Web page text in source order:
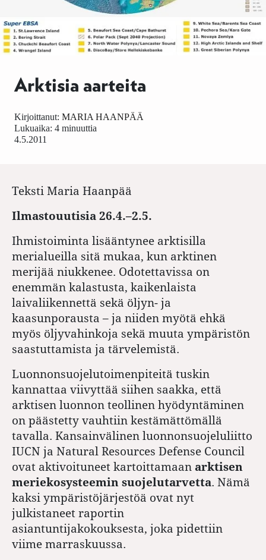
Arktisia aarteita
4.5.2011
Kirjoittanut: MARIA HAANPÄÄ
Lukuaika: 4 minuuttia
Teksti Maria Haanpää
Ilmastouutisia 26.4.–2.5.
Ihmistoiminta lisääntynee arktisilla
merialueilla sitä mukaa, kun arktinen
merijää niukkenee. Odotettavissa on
enemmän kalastusta, kaikenlaista
laivaliikennettä sekä öljyn- ja
kaasunporausta – ja niiden myötä ehkä
myös öljyvahinkoja sekä muuta ympäristön
saastuttamista ja tärvelemistä.
Luonnonsuojelutoimenpiteitä tuskin
kannattaa viivyttää siihen saakka, että
arktisen luonnon teollinen hyödyntäminen
on päästetty vauhtiin kestämättömällä
tavalla. Kansainvälinen luonnonsuojeluliitto
IUCN ja Natural Resources Defense Council
ovat aktivoituneet kartoittamaan arktisen
meriekosysteemin suojelutarvetta. Nämä
kaksi ympäristöjärjestöä ovat nyt
julkistaneet raportin
asiantuntijakokouksesta, joka pidettiin
viime marraskuussa.